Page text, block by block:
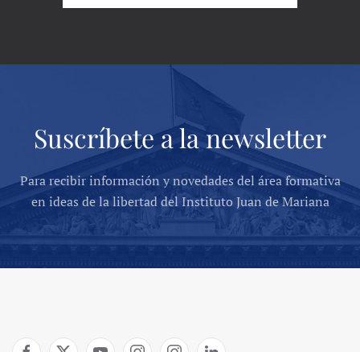
Suscríbete a la newsletter
Para recibir información y novedades del área formativa
en ideas de la libertad del Instituto Juan de Mariana